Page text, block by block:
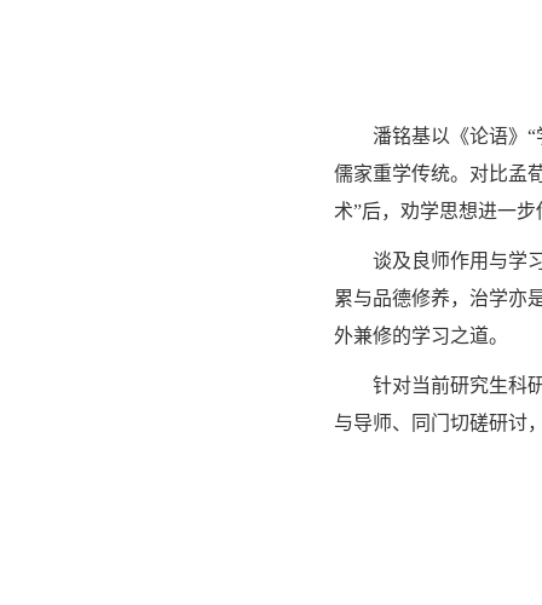
潘铭基以《论语》 “
儒家重学传统。对比孟
术”后，劝学思想进一
谈及良师作用与学
累与品德修养，治学亦
外兼修的学习之道。
针对当前研究生科
与导师、同门切磋研讨